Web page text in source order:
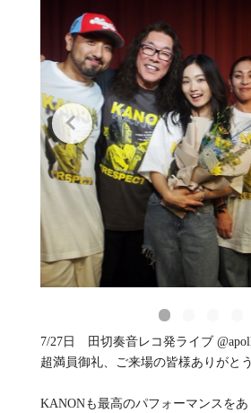
7/27日 田切奏音レコ発ライブ
超満員御礼、ご来場の皆様ありがと
KANONも最高のパフォーマンスをあ